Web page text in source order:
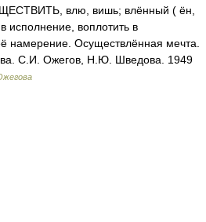
влю, вишь; влённый ( ён,
исполнение, воплотить в
намерение. Осуществлённая мечта.
С.И. Ожегов, Н.Ю. Шведова. 1949